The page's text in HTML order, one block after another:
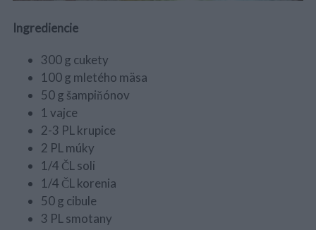
Ingrediencie
300 g cukety
100 g mletého mäsa
50 g šampiňónov
1 vajce
2-3 PL krupice
2 PL múky
1/4 ČL soli
1/4 ČL korenia
50 g cibule
3 PL smotany